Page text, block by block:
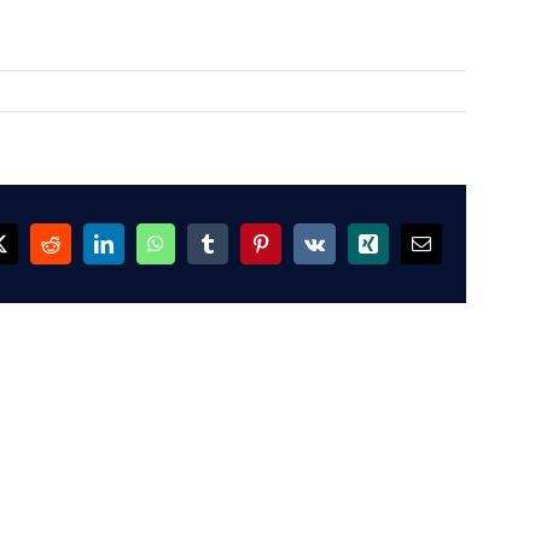
RedditLinkedInWhatsAppTumblrPinterest
Vk Xing Email